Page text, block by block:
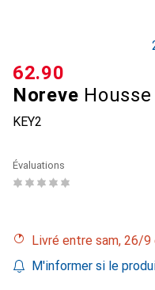
Noreve
KEY2
CHF
62.90
Évaluations
Livré entre sam, 26/
M'informer si le